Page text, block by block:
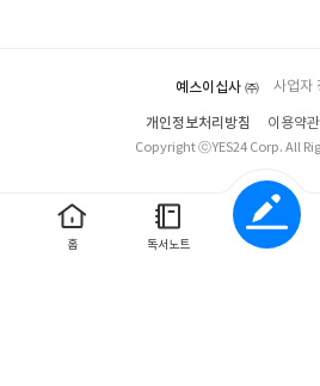
무엇인지를 교훈하고 있다. 잘 나가는 인기 교사인 주인공 ‘고요
한’은 제자 ‘윤수’의 자살시도를 통해 인
윤수 일로 자책하며 경찰에 조사받던 중
거기에서 모래폭풍을 만나 내면의 가면
홈 독서노트
예스이십사 ㈜ 사업자
개인정보처리방침 이용약관
Copyright ⓒYES24 Corp. All